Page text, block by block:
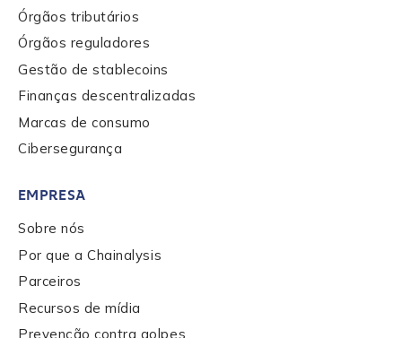
Órgãos tributários
Órgãos reguladores
Gestão de stablecoins
Finanças descentralizadas
Marcas de consumo
Cibersegurança
EMPRESA
Sobre nós
Por que a Chainalysis
Parceiros
Recursos de mídia
Prevenção contra golpes